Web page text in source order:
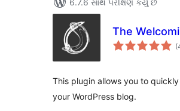
6.7.6 સાથે પરીક્ષણ કર્યું છે
The
This plugin allows you to
your WordPress blog.